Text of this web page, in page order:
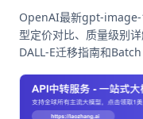
OpenAI最新gpt-image-
型定价对比、质量级别
DALL-E迁移指南和Batch